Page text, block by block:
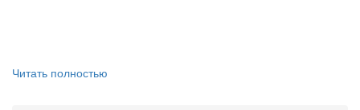
Читать полностью